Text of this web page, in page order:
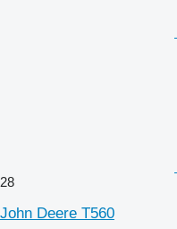
28
John Deere T560